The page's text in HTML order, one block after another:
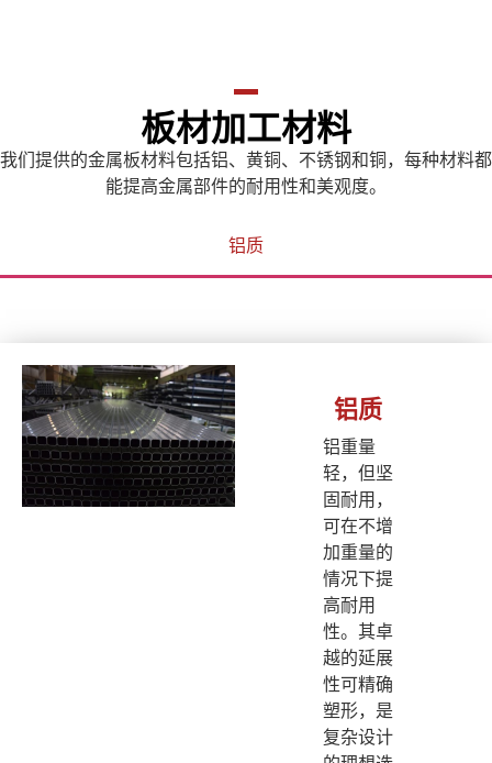
板材加工材料
我们提供的金属板材料包括铝、黄铜、不锈钢和铜，每种材料都
能提高金属部件的耐用性和美观度。
铝质
铝质
铝重量
轻，但坚
固耐用，
可在不增
加重量的
情况下提
高耐用
性。其卓
越的延展
性可精确
塑形，是
复杂设计